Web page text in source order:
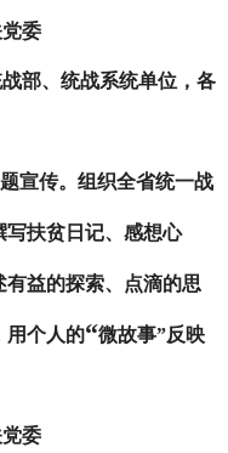
委
部、统战系统单位，各
宣传。组织全省统一战
写扶贫日记、感想心
益的探索、点滴的思
用个人的“微故事”反映
委